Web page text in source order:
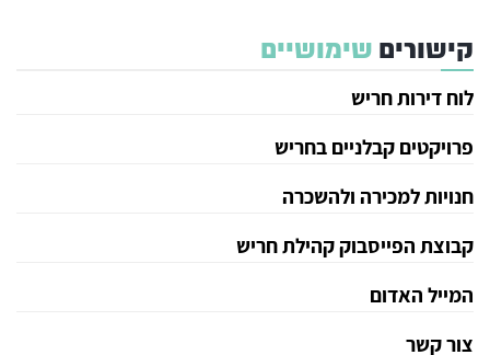
קישורים שימושיים
לוח דירות חריש
פרויקטים קבלניים בחריש
חנויות למכירה ולהשכרה
קבוצת הפייסבוק קהילת חריש
המייל האדום
צור קשר